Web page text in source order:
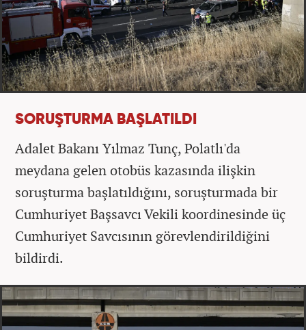
SORUŞTURMA BAŞLATILDI
Adalet Bakanı Yılmaz Tunç, Polatlı'da
meydana gelen otobüs kazasında ilişkin
soruşturma başlatıldığını, soruşturmada bir
Cumhuriyet Başsavcı Vekili koordinesinde üç
Cumhuriyet Savcısının görevlendirildiğini
bildirdi.